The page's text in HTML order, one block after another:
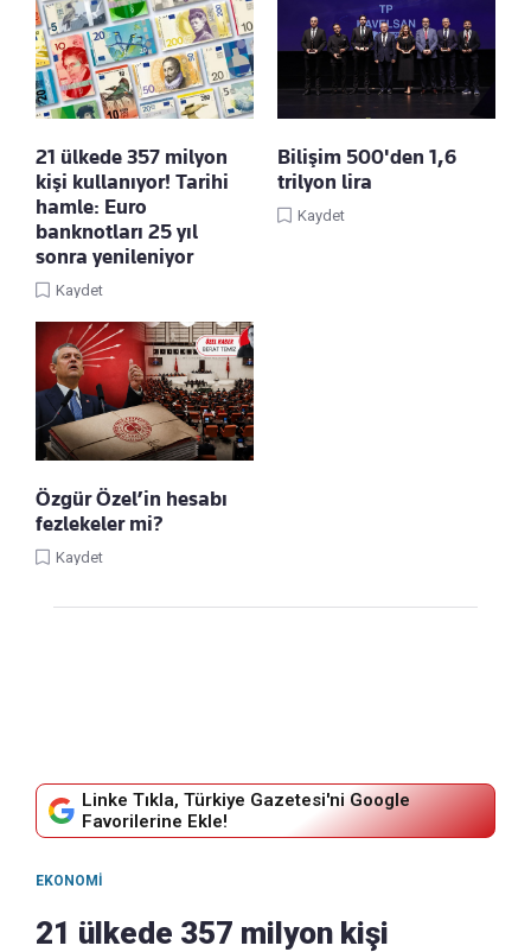
21 ülkede 357 milyon
kişi kullanıyor! Tarihi
hamle: Euro
banknotları 25 yıl
sonra yenileniyor
Kaydet
Bilişim 500'den 1,6
trilyon lira
Kaydet
Özgür Özel’in hesabı
fezlekeler mi?
Kaydet
Linke Tıkla, Türkiye Gazetesi'ni Google
Favorilerine Ekle!
EKONOMI
21 ülkede 357 milyon kişi